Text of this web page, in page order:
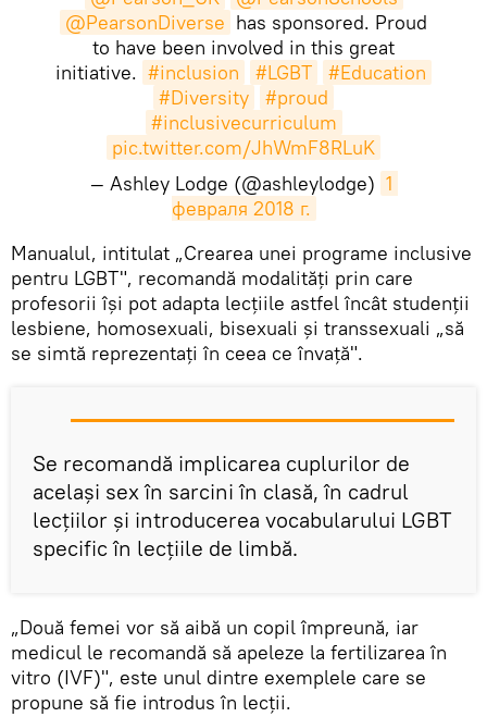
@PearsonDiverse has sponsored. Proud
to have been involved in this great
initiative. #inclusion #LGBT
#Education
#Diversity
#proud
#inclusivecurriculum
pic.twitter.com/JhWmF8RLuK
— Ashley Lodge (@ashleylodge) 1
февраля 2018 г.
​Manualul, intitulat „Crearea unei programe inclusive
pentru LGBT", recomandă modalități prin care
profesorii își pot adapta lecțiile astfel încât studenții
lesbiene, homosexuali, bisexuali și transsexuali „să
se simtă reprezentați în ceea ce învață".
Se recomandă implicarea cuplurilor de
același sex în sarcini în clasă, în cadrul
lecţiilor și introducerea vocabularului LGBT
specific în lecțiile de limbă.
„Două femei vor să aibă un copil împreună, iar
medicul le recomandă să apeleze la fertilizarea în
vitro (IVF)", este unul dintre exemplele care se
propune să fie introdus în lecţii.